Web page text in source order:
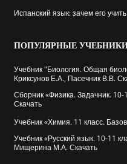
Испанский язык: зачем его
ПОПУЛЯРНЫЕ
Учебник "Биология. Общая
Криксунов Е.А., Пасечник В.В.
Сборник «Физика. Задачник.
Скачать
Учебник «Химия. 11 класс.
Учебник «Русский язык. 10-11
Мищерина М.А. Скачать